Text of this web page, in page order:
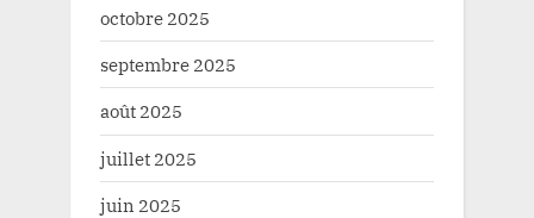
octobre 2025
septembre 2025
août 2025
juillet 2025
juin 2025